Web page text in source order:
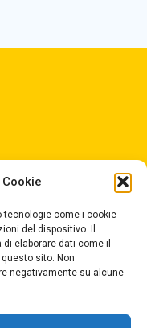
tecnologie come i cookie
del dispositivo. Il
elaborare dati come il
sito. Non
negativamente su alcune